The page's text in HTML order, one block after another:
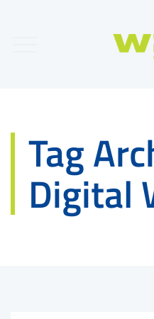
Tag
Digital